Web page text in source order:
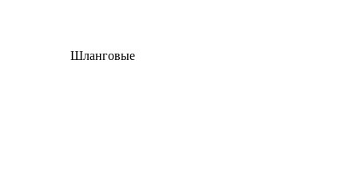
Шланговые